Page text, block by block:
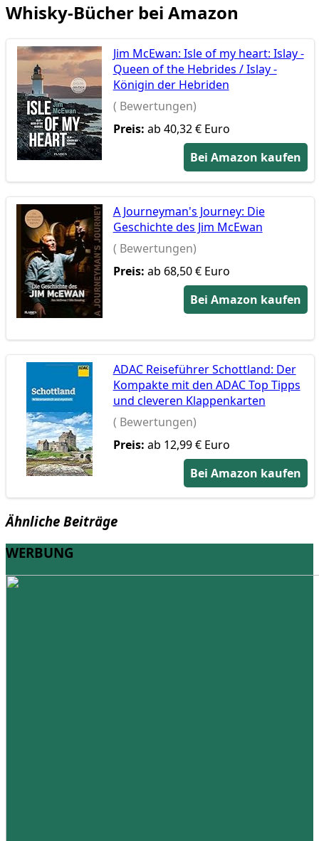
Whisky-Bücher bei Amazon
Jim McEwan: Isle of my heart: Islay -
Queen of the Hebrides / Islay -
Königin der Hebriden
( Bewertungen)
Preis: ab 40,32 € Euro
Bei Amazon kaufen
A Journeyman's Journey: Die
Geschichte des Jim McEwan
( Bewertungen)
Preis: ab 68,50 € Euro
Bei Amazon kaufen
ADAC Reiseführer Schottland: Der
Kompakte mit den ADAC Top Tipps
und cleveren Klappenkarten
( Bewertungen)
Preis: ab 12,99 € Euro
Bei Amazon kaufen
Ähnliche Beiträge
WERBUNG